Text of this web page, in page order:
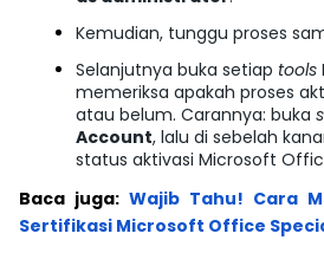
Kemudian, tunggu proses
Selanjutnya buka setiap tools
memeriksa apakah proses
atau belum. Carannya: buka
Account, lalu di sebelah
status aktivasi Microsoft
Baca juga: Wajib Tahu! Cara
Sertifikasi Microsoft Office